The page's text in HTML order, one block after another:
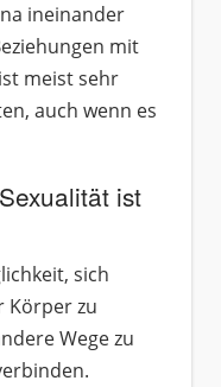
ineinander
mit
meist sehr
auch wenn es
ist
sich
Körper zu
Wege zu